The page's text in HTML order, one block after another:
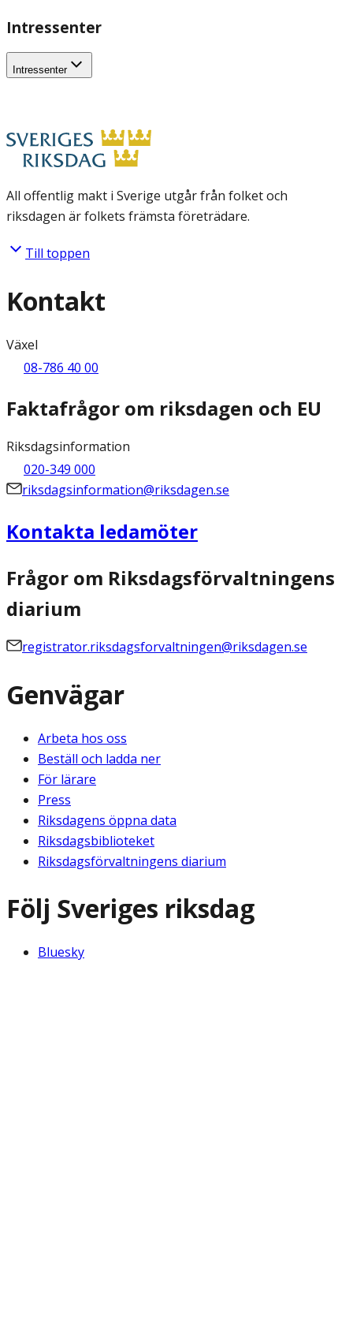
Intressenter
Intressenter
All offentlig makt i Sverige utgår från folket och
riksdagen är folkets främsta företrädare.
Till toppen
Kontakt
Växel
08-786 40 00
Faktafrågor om riksdagen och EU
Riksdagsinformation
020-349 000
riksdagsinformation@riksdagen.se
Kontakta ledamöter
Frågor om Riksdagsförvaltningens
diarium
registrator.riksdagsforvaltningen@riksdagen.se
Genvägar
Arbeta hos oss
Beställ och ladda ner
För lärare
Press
Riksdagens öppna data
Riksdagsbiblioteket
Riksdagsförvaltningens diarium
Följ Sveriges riksdag
Bluesky